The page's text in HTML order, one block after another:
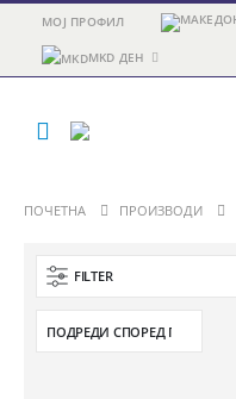
МОЈ ПРОФИЛ
MKD ДЕН
ПОЧЕТНА ПРОИЗВОДИ
FILTER